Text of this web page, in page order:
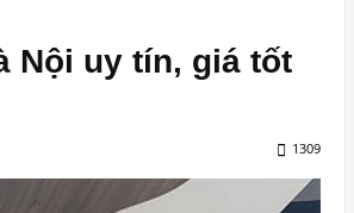
Nội uy tín, giá tốt
1309